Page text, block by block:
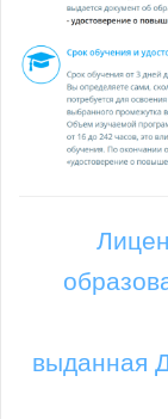
выданная